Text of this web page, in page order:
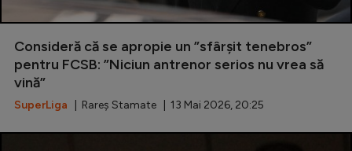
Consideră că se apropie un ”sfârșit tenebros”
pentru FCSB: ”Niciun antrenor serios nu vrea să
vină”
SuperLiga | Rareș Stamate | 13 Mai 2026, 20:25